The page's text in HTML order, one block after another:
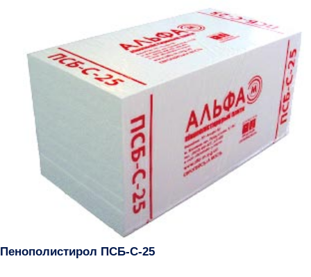
Пенополистирол ПСБ-С-25